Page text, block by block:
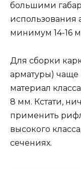
большими
использования
минимум 14-16
Для сборки
арматуры) чаще
материал
8 мм. Кстати,
применить
высокого
сечениях.